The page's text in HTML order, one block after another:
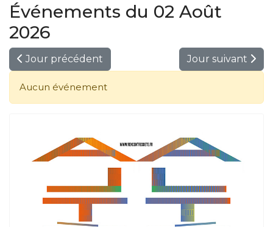
Événements du 02 Août
2026
Jour précédent Jour suivant
Aucun événement